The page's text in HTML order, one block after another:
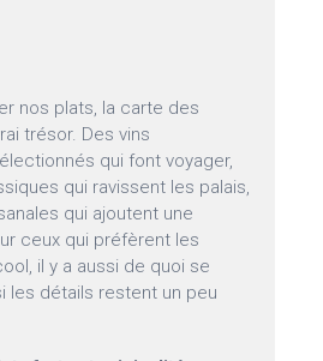
nos plats, la carte des
trésor. Des vins
qui font voyager,
qui ravissent les palais,
qui ajoutent une
ceux qui préfèrent les
il y a aussi de quoi se
les détails restent un peu